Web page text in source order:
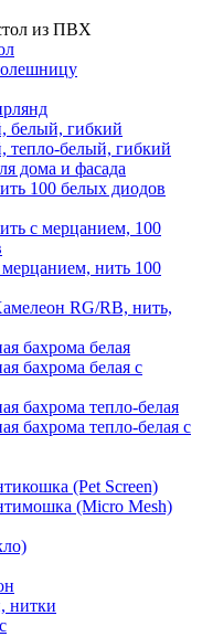
из ПВХ
белый, гибкий
тепло-белый, гибкий
дома и фасада
100 белых диодов
с мерцанием, 100
нить 100
RG/RB, нить,
бахрома белая
бахрома белая с
бахрома тепло-белая
бахрома тепло-белая с
(Pet Screen)
(Micro Mesh)
нитки